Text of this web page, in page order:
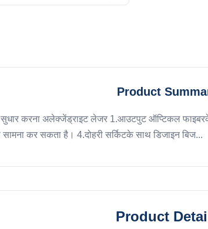
Product
करना अलेक्जेंड्राइट लेजर 1.आउटपुट ऑप्टिकल
कर सकता है। 4.दोहरी सर्किटके साथ डिजाइन बिज...
Product